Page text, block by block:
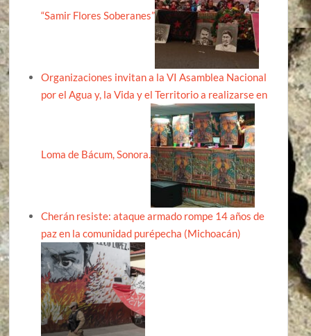
“Samir Flores Soberanes”
Organizaciones invitan a la VI Asamblea Nacional
por el Agua y, la Vida y el Territorio a realizarse en
Loma de Bácum, Sonora.
Cherán resiste: ataque armado rompe 14 años de
paz en la comunidad purépecha (Michoacán)